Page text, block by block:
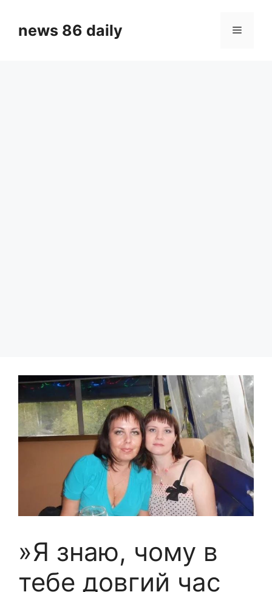
contentnews 86 daily Menu
»Я знаю, чому в
тебе довгий час